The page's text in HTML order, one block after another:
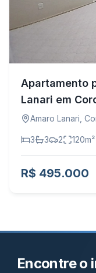
Apartamento
Lanari em
Amaro Lanari
3 3 2 120m²
R$ 495.000
Encontre o